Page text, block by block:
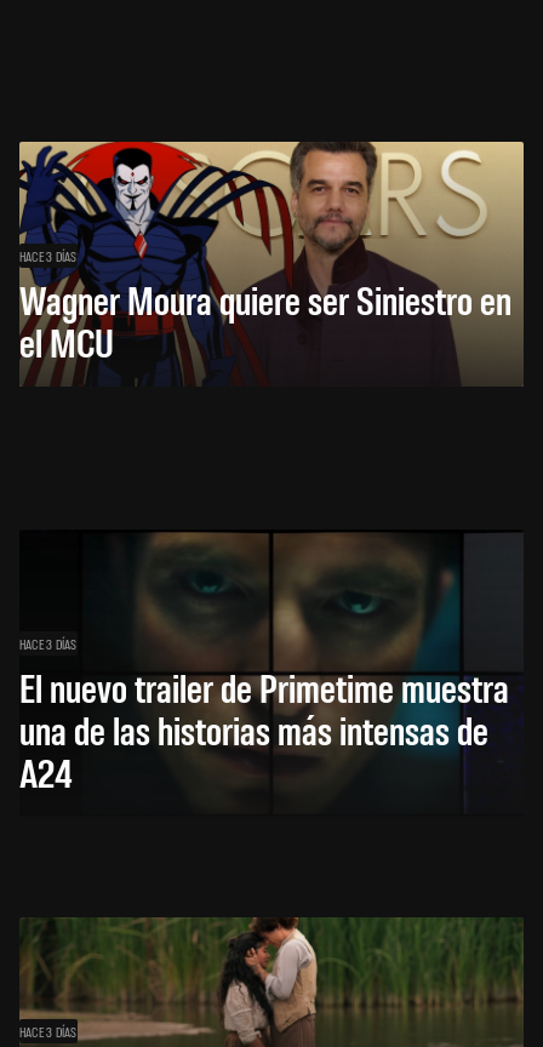
HACE 3 DÍAS
Wagner Moura quiere ser Siniestro en
el MCU
HACE 3 DÍAS
El nuevo trailer de Primetime muestra
una de las historias más intensas de
A24
HACE 3 DÍAS